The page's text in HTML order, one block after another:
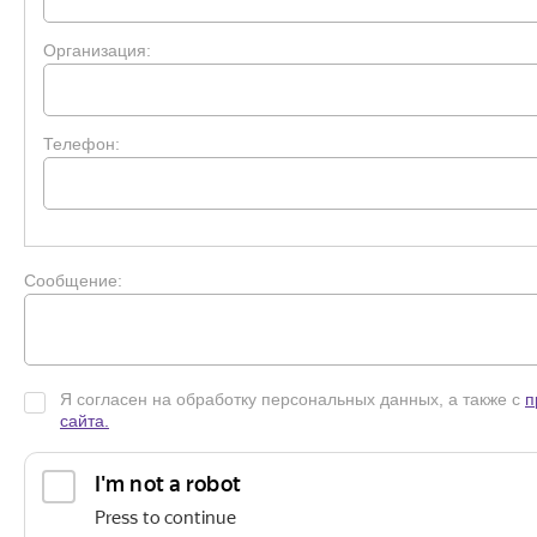
Организация:
Телефон:
Сообщение:
Я согласен на обработку персональных данных, а также с
сайта.